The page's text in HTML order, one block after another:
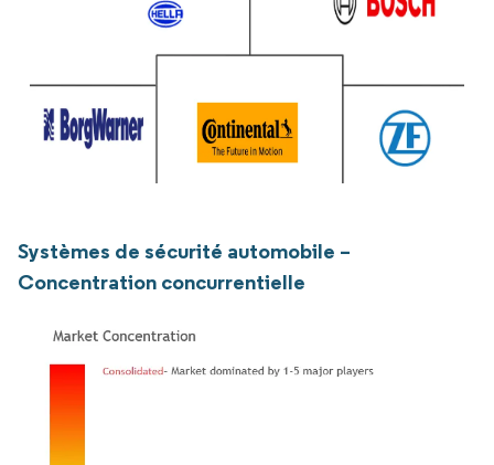
Systèmes de sécurité automobile –
Concentration concurrentielle